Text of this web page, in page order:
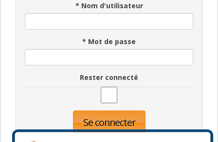
* Nom d'utilisateur
* Mot de passe
Rester connecté
Se connecter